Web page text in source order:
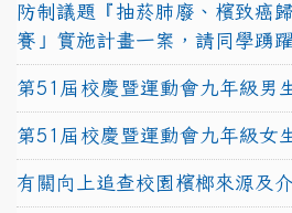
防制議題『抽菸肺廢、檳致癌
賽」實施計畫一案，請同學踴
第51屆校慶暨運動會九年級男
第51屆校慶暨運動會九年級女
有關向上追查校園檳榔來源及